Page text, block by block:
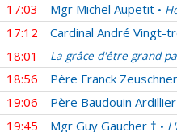
17:03 Mgr Michel Aupetit •
17:12 Cardinal André Vingt-
18:01 La grâce d'être grand
18:56 Père Franck Zeuschner
19:06 Père Baudouin Ardillier
19:45 Mgr Guy Gaucher † •